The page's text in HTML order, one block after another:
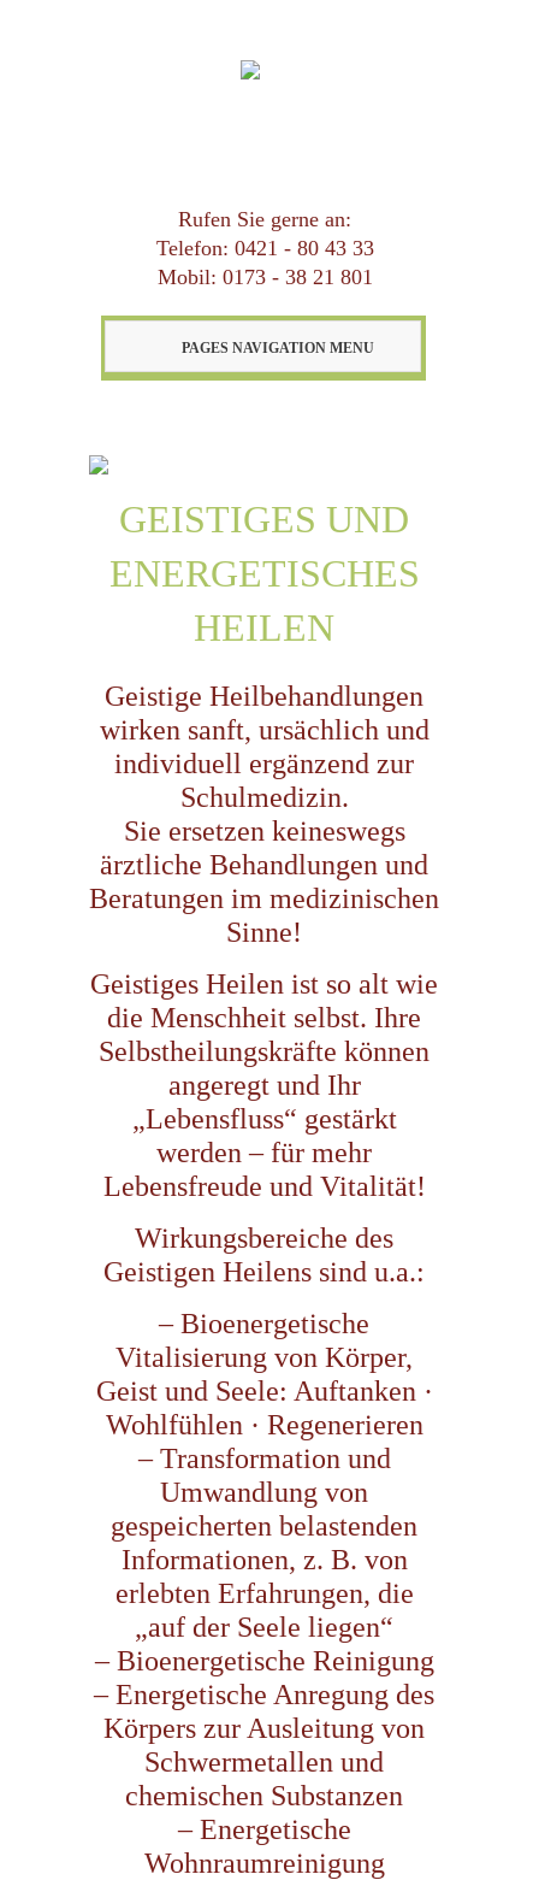
Rufen Sie gerne an:
Telefon: 0421 - 80 43 33
Mobil: 0173 - 38 21 801
PAGES NAVIGATION MENU
GEISTIGES UND
ENERGETISCHES
HEILEN
Geistige Heilbehandlungen
wirken sanft, ursächlich und
individuell ergänzend zur
Schulmedizin.
Sie ersetzen keineswegs
ärztliche Behandlungen und
Beratungen im medizinischen
Sinne!
Geistiges Heilen ist so alt wie
die Menschheit selbst. Ihre
Selbstheilungskräfte können
angeregt und Ihr
„Lebensfluss“ gestärkt
werden – für mehr
Lebensfreude und Vitalität!
Wirkungsbereiche des
Geistigen Heilens sind u.a.:
– Bioenergetische
Vitalisierung von Körper,
Geist und Seele: Auftanken ·
Wohlfühlen · Regenerieren
– Transformation und
Umwandlung von
gespeicherten belastenden
Informationen, z. B. von
erlebten Erfahrungen, die
„auf der Seele liegen“
– Bioenergetische Reinigung
– Energetische Anregung des
Körpers zur Ausleitung von
Schwermetallen und
chemischen Substanzen
– Energetische
Wohnraumreinigung